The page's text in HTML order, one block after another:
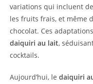
variations qui incluent
les fruits frais, et même
chocolat. Ces
daiquiri au lait,
cocktails.
Aujourd’hui, le daiquiri